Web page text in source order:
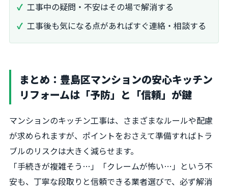
工事中の疑問・不安はその場で解消する
工事後も気になる点があればすぐ連絡・相談する
まとめ：豊島区マンションの安心キッチン
リフォームは「予防」と「信頼」が鍵
マンションのキッチン工事は、さまざまなルールや配慮
が求められますが、ポイントをおさえて準備すればトラ
ブルのリスクは大きく減らせます。
「手続きが複雑そう…」「クレームが怖い…」という不
安も、丁寧な段取りと信頼できる業者選びで、必ず解消